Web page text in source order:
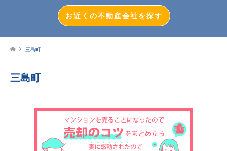
不動産投資
戸建売却
マンション売却
土地売却
お近くの不動産会社を探す
三島町
三島町